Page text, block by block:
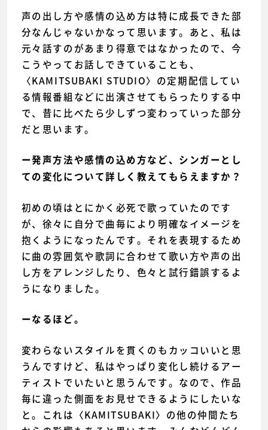
声の出し方や感情の込め方は特に成長できた部
分なんじゃないかなって思います。あと、私は
元々話すのがあまり得意ではなかったので、今
こうやってお話しできていることも、
〈KAMITSUBAKI STUDIO〉の定期配信してい
る情報番組などに出演させてもらったりする中
で、昔に比べたら少しずつ変わっていった部分
だと思います。
ー発声方法や感情の込め方など、シンガーとし
ての変化について詳しく教えてもらえますか？
初めの頃はとにかく必死で歌っていたのです
が、徐々に自分で曲毎により明確なイメージを
抱くようになったんです。それを表現するため
に曲の雰囲気や歌詞に合わせて歌い方や声の出
し方をアレンジしたり、色々と試行錯誤するよ
うになりました。
ーなるほど。
変わらないスタイルを貫くのもカッコいいと思
うんですけど、私はやっぱり変化し続けるアー
ティストでいたいと思うんです。なので、作品
毎に違った側面をお見せできるようにしたいな
と。これは〈KAMITSUBAKI〉の他の仲間たち